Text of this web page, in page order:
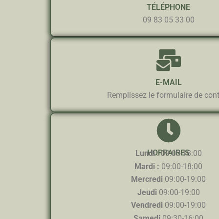
TÉLÉPHONE
09 83 05 33 00
E-MAIL
Remplissez le formulaire de
HORRAIRES
Lundi: 09:00-18:00
Mardi : 09:00-18:00
Mercredi 09:00-19:00
Jeudi 09:00-19:00
Vendredi 09:00-19:00